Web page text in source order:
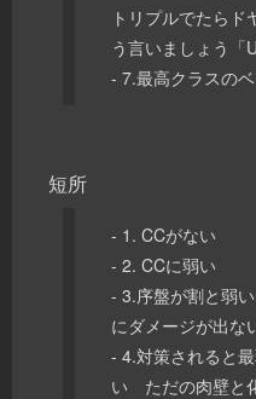
トリプルでたらド
う言いましょう「
- 7.最高クラスの
短所
- 1. CCがない
- 2. CCに弱い
- 3.序盤が割と弱
にダメージが出
- 4.対策されると
い ただの肉壁と